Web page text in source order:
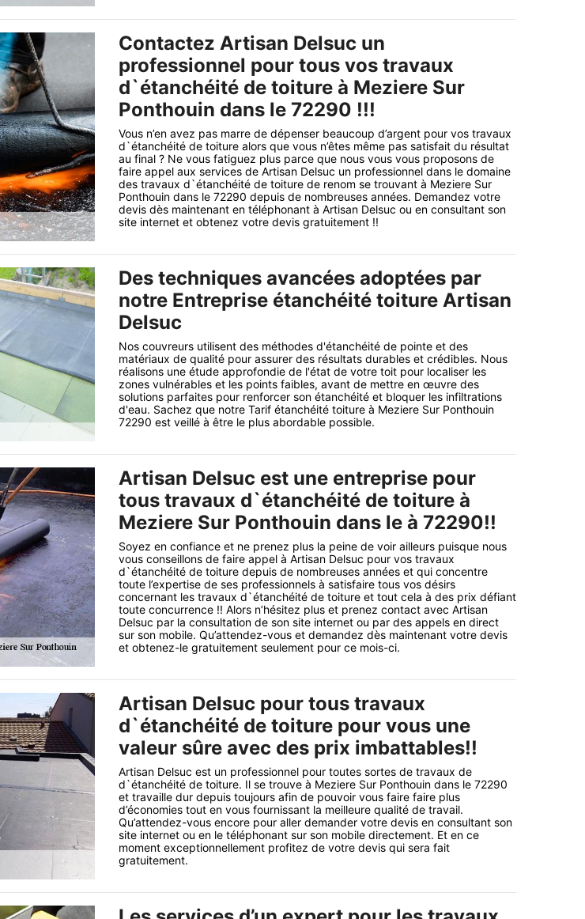
Contactez Artisan Delsuc un
professionnel pour tous vos travaux
d`étanchéité de toiture à Meziere Sur
Ponthouin dans le 72290 !!!
Vous n’en avez pas marre de dépenser beaucoup d’argent pour vos travaux
d`étanchéité de toiture alors que vous n’êtes même pas satisfait du résultat
au final ? Ne vous fatiguez plus parce que nous vous vous proposons de
faire appel aux services de Artisan Delsuc un professionnel dans le domaine
des travaux d`étanchéité de toiture de renom se trouvant à Meziere Sur
Ponthouin dans le 72290 depuis de nombreuses années. Demandez votre
devis dès maintenant en téléphonant à Artisan Delsuc ou en consultant son
site internet et obtenez votre devis gratuitement !!
Des techniques avancées adoptées par
notre Entreprise étanchéité toiture Artisan
Delsuc
Nos couvreurs utilisent des méthodes d'étanchéité de pointe et des
matériaux de qualité pour assurer des résultats durables et crédibles. Nous
réalisons une étude approfondie de l'état de votre toit pour localiser les
zones vulnérables et les points faibles, avant de mettre en œuvre des
solutions parfaites pour renforcer son étanchéité et bloquer les infiltrations
d'eau. Sachez que notre Tarif étanchéité toiture à Meziere Sur Ponthouin
72290 est veillé à être le plus abordable possible.
Artisan Delsuc est une entreprise pour
tous travaux d`étanchéité de toiture à
Meziere Sur Ponthouin dans le à 72290!!
Soyez en confiance et ne prenez plus la peine de voir ailleurs puisque nous
vous conseillons de faire appel à Artisan Delsuc pour vos travaux
d`étanchéité de toiture depuis de nombreuses années et qui concentre
toute l’expertise de ses professionnels à satisfaire tous vos désirs
concernant les travaux d`étanchéité de toiture et tout cela à des prix défiant
toute concurrence !! Alors n’hésitez plus et prenez contact avec Artisan
Delsuc par la consultation de son site internet ou par des appels en direct
sur son mobile. Qu’attendez-vous et demandez dès maintenant votre devis
et obtenez-le gratuitement seulement pour ce mois-ci.
Artisan Delsuc pour tous travaux
d`étanchéité de toiture pour vous une
valeur sûre avec des prix imbattables!!
Artisan Delsuc est un professionnel pour toutes sortes de travaux de
d`étanchéité de toiture. Il se trouve à Meziere Sur Ponthouin dans le 72290
et travaille dur depuis toujours afin de pouvoir vous faire faire plus
d’économies tout en vous fournissant la meilleure qualité de travail.
Qu’attendez-vous encore pour aller demander votre devis en consultant son
site internet ou en le téléphonant sur son mobile directement. Et en ce
moment exceptionnellement profitez de votre devis qui sera fait
gratuitement.